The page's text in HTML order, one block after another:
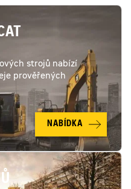
strojů nabízí
prověřených
NABÍDKA